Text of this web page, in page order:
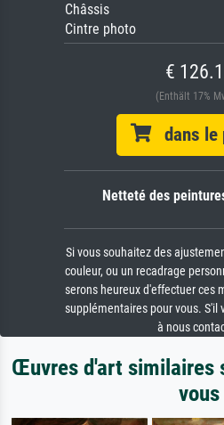
Châssis
Cintre photo
€
(Enthält 17%
dans le
Netteté des
Si vous souhaitez des
couleur, ou un recadrage
serons heureux d'effectuer ces
supplémentaires pour vous. S'il
à nous
Œuvres d'art similaires
vous